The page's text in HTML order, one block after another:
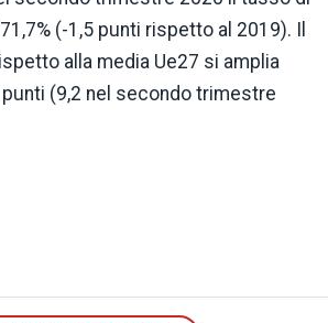
(-1,5 punti rispetto al 2019). Il
alla media Ue27 si amplia
(9,2 nel secondo trimestre